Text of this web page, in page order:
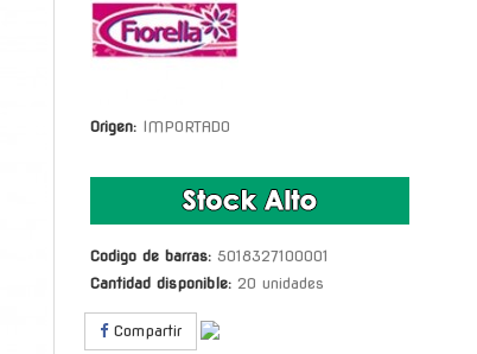
Origen: IMPORTADO
Codigo de barras: 5018327100001
Cantidad disponible: 20 unidades
Compartir